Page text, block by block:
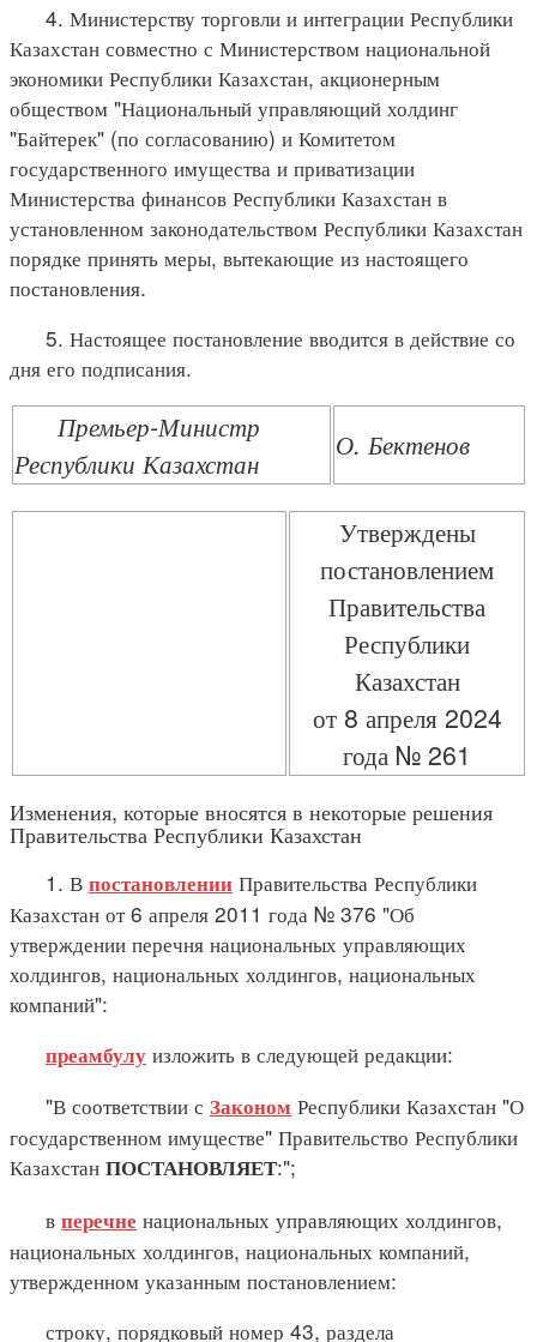
4. Министерству торговли и интеграции Республики
Казахстан совместно с Министерством национальной
экономики Республики Казахстан, акционерным
обществом "Национальный управляющий холдинг
"Байтерек" (по согласованию) и Комитетом
государственного имущества и приватизации
Министерства финансов Республики Казахстан в
установленном законодательством Республики Казахстан
порядке принять меры, вытекающие из настоящего
постановления.
5. Настоящее постановление вводится в действие со
дня его подписания.
Премьер-Министр
Республики Казахстан
О. Бектенов
Утверждены
постановлением
Правительства
Республики
Казахстан
от 8 апреля 2024
года № 261
Изменения, которые вносятся в некоторые решения
Правительства Республики Казахстан
1. В постановлении Правительства Республики
Казахстан от 6 апреля 2011 года № 376 "Об
утверждении перечня национальных управляющих
холдингов, национальных холдингов, национальных
компаний":
преамбулу изложить в следующей редакции:
"В соответствии с Законом Республики Казахстан "О
государственном имуществе" Правительство Республики
Казахстан ПОСТАНОВЛЯЕТ:";
в перечне национальных управляющих холдингов,
национальных холдингов, национальных компаний,
утвержденном указанным постановлением:
строку, порядковый номер 43, раздела